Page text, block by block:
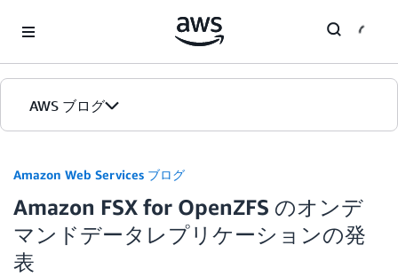
AWS ブログ
カテゴリ
エディション
Amazon Web Services ブログ
Amazon FSX for OpenZFS のオンデ
マンドデータレプリケーションの発
表